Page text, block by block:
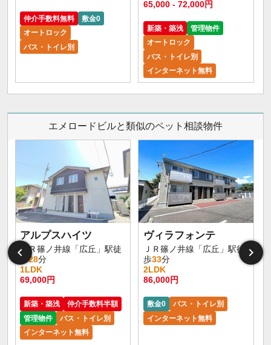
仲介手数料無料
敷金0
オートロック
バス・トイレ別
65,000 - 72,000円
新築・築浅
管理物件
オートロック
バス・トイレ別
インターネット無料
エメロードビルと類似のペット相談物件
アルプスハイツ
ＪＲ篠ノ井線「広丘」駅徒
歩28分
1LDK
69,000円
新築・築浅
仲介手数料半額
管理物件
バス・トイレ別
インターネット無料
ヴィラフォンテ
ＪＲ篠ノ井線「広丘」駅徒
歩33分
2LDK
86,000円
敷金0
バス・トイレ別
インターネット無料